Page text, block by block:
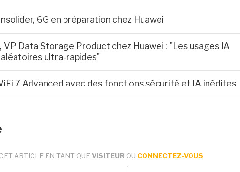
6G en préparation chez Huawei
VP Data Storage Product chez Huawei : "Les usages IA
ultra-rapides"
7 Advanced avec des fonctions sécurité et IA inédites
ARTICLE EN TANT QUE VISITEUR OU CONNECTEZ-VOUS